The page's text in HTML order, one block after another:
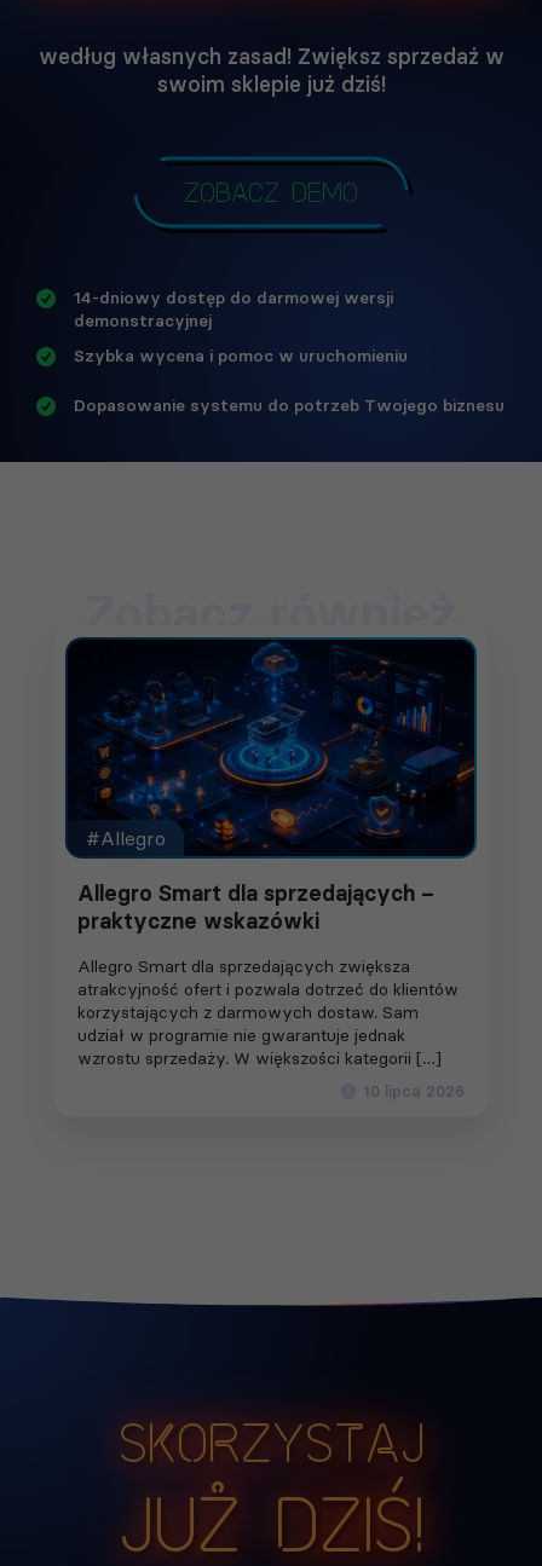
według własnych zasad! Zwiększ sprzedaż w
swoim sklepie już dziś!
Zobacz demo
14-dniowy dostęp do darmowej wersji
demonstracyjnej
Szybka wycena i pomoc w uruchomieniu
Dopasowanie systemu do potrzeb Twojego biznesu
#Allegro
Allegro Smart dla sprzedających –
praktyczne wskazówki
Allegro Smart dla sprzedających zwiększa
atrakcyjność ofert i pozwala dotrzeć do klientów
korzystających z darmowych dostaw. Sam
udział w programie nie gwarantuje jednak
wzrostu sprzedaży. W większości kategorii […]
10 lipca 2026
Skorzystaj
już dziś!